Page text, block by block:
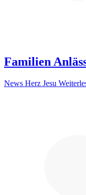
Familien
News Herz Jesu